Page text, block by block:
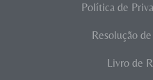
Política de
Resolução
Livro de